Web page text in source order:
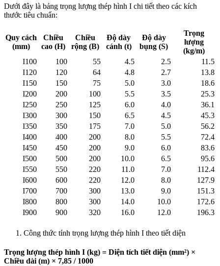
Dưới đây là bảng trọng lượng thép hình I chi tiết theo các kích
thước tiêu chuẩn:
Quy cách
(mm)
Chiều
cao (H)
Chiều
rộng (B)
Độ dày
cánh (t)
Độ dày
bụng (S)
Trọng
lượng
(kg/m)
I100
100 55 4.5 2.5
11.5
I120
120 64 4.8 2.7
13.8
I150
150 75 5.0 3.0
18.6
I200
200 100 5.5 3.5
25.3
I250
250 125 6.0 4.0
36.1
I300
300 150 6.5 4.5
45.3
I350
350 175 7.0 5.0
56.2
I400
400 200 8.0 5.5
72.4
I450
450 200 9.0 6.0
83.6
I500
500 200 10.0 6.5
95.6
I550
550 220 11.0 7.0
112.4
I600
600 220 12.0 8.0
127.9
I700
700 300 13.0 9.0
151.3
I800
800 300 14.0 10.0
172.6
I900
900 320 16.0 12.0 196.3
Công thức tính trọng lượng thép hình I theo tiết diện
Trọng lượng thép hình I (kg) = Diện tích tiết diện (mm²) ×
Chiều dài (m) × 7,85 / 1000